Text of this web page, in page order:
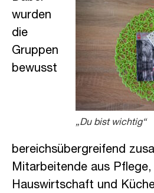
„Du bist wichtig“
wurden
die
Gruppen
bewusst
bereichsübergreifend
Mitarbeitende aus Pflege,
Hauswirtschaft und